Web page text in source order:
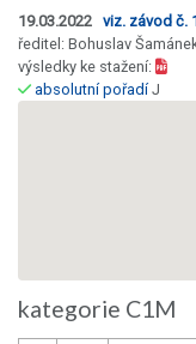
19.03.2022 viz. závod č.
ředitel: Bohuslav
výsledky ke stažení:
absolutní pořadíJ
kategorie C1M